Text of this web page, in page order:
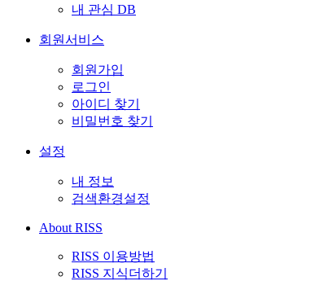
내 관심 DB
회원서비스
회원가입
로그인
아이디 찾기
비밀번호 찾기
설정
내 정보
검색환경설정
About RISS
RISS 이용방법
RISS 지식더하기